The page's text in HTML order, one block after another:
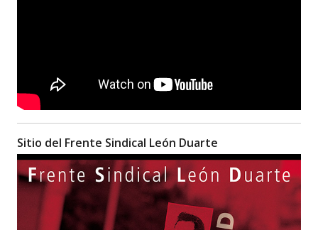
Sitio del Frente Sindical León Duarte